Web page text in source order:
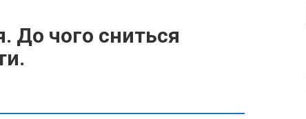
До чого сниться